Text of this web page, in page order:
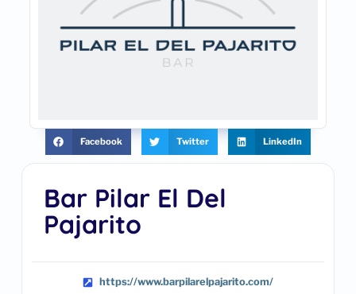
Bar Pilar El Del
Pajarito
https://www.barpilarelpajarito.com/
Facebook Twitter LinkedIn